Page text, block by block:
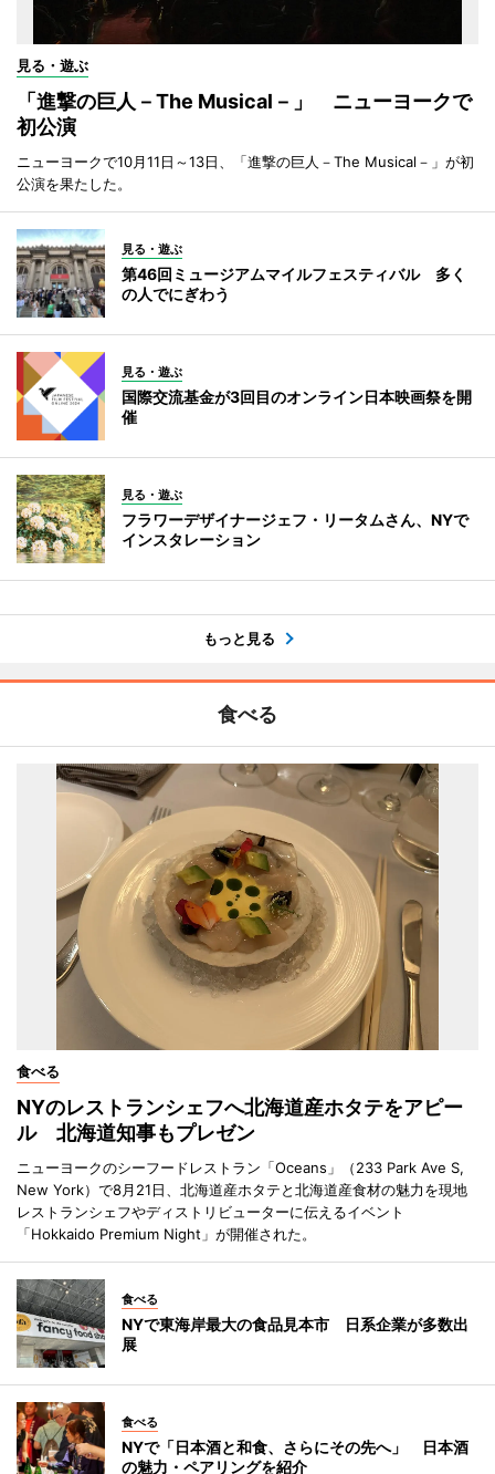
見る・遊ぶ
「進撃の巨人－The Musical－」 ニューヨークで
初公演
ニューヨークで10月11日～13日、「進撃の巨人－The Musical－」が初
公演を果たした。
見る・遊ぶ
第46回ミュージアムマイルフェスティバル 多く
の人でにぎわう
見る・遊ぶ
国際交流基金が3回目のオンライン日本映画祭を開
催
見る・遊ぶ
フラワーデザイナージェフ・リータムさん、NYで
インスタレーション
もっと見る
食べる
食べる
NYのレストランシェフへ北海道産ホタテをアピー
ル 北海道知事もプレゼン
ニューヨークのシーフードレストラン「Oceans」（233 Park Ave S,
New York）で8月21日、北海道産ホタテと北海道産食材の魅力を現地
レストランシェフやディストリビューターに伝えるイベント
「Hokkaido Premium Night」が開催された。
食べる
NYで東海岸最大の食品見本市 日系企業が多数出
展
食べる
NYで「日本酒と和食、さらにその先へ」 日本酒
の魅力・ペアリングを紹介